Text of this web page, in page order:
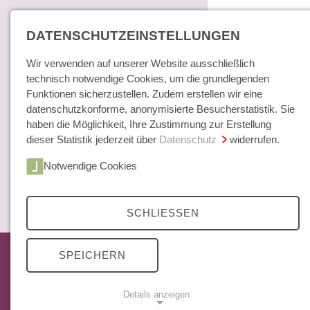
Home
Bücher / E-Books
35
den
DATENSCHUTZEINSTELLUNGEN
Wir verwenden auf unserer Website ausschließlich
technisch notwendige Cookies, um die grundlegenden
Funktionen sicherzustellen. Zudem erstellen wir eine
datenschutzkonforme, anonymisierte Besucherstatistik. Sie
haben die Möglichkeit, Ihre Zustimmung zur Erstellung
dieser Statistik jederzeit über Datenschutz widerrufen.
Notwendige Cookies
SCHLIESSEN
SPEICHERN
Details anzeigen